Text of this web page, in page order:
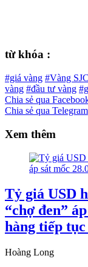
từ khóa :
#giá vàng #Vàng SJC
vàng #đầu tư vàng
Chia sẻ qua
Chia sẻ qua Telegram
Xem thêm
Tỷ giá USD
“chợ đen”
hàng tiếp
Hoàng Long